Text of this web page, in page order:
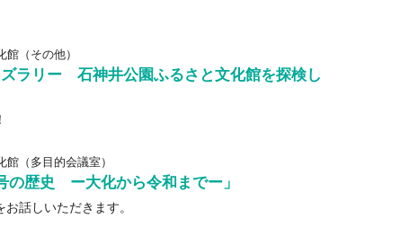
館（その他）
ズラリー 石神井公園ふるさと文化館を探検し
館（多目的会議室）
の歴史 ー大化から令和までー」
話しいただきます。